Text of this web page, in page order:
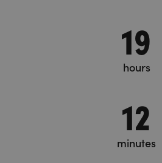
19
hours
12
minutes